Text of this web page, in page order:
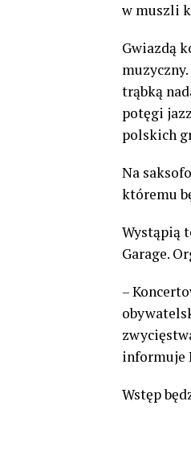
w muszli
Gwiazdą
trąbką
potęgi
polskich
Na
któremu
Wystąpią
Garage.
–
informuje
Wstęp